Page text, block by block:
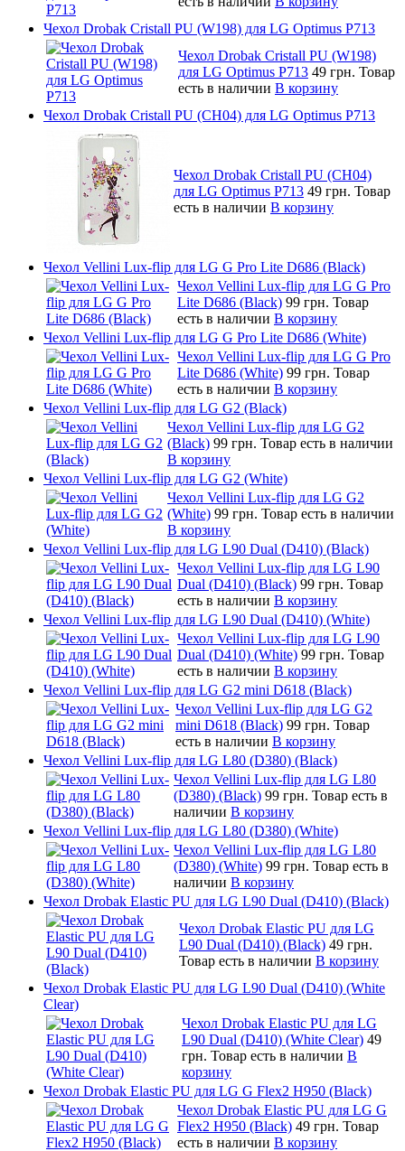
Чехол Drobak Cristall PU (W198) для LG Optimus P713
Чехол Drobak Cristall PU (W198)
для LG Optimus P713 49 грн. Товар
есть в наличии В корзину
Чехол Drobak Cristall PU (CH04) для LG Optimus P713
Чехол Drobak Cristall PU (CH04)
для LG Optimus P713 49 грн. Товар
есть в наличии В корзину
Чехол Vellini Lux-flip для LG G Pro Lite D686 (Black)
Чехол Vellini Lux-flip для LG G Pro
Lite D686 (Black) 99 грн. Товар
есть в наличии В корзину
Чехол Vellini Lux-flip для LG G Pro Lite D686 (White)
Чехол Vellini Lux-flip для LG G Pro
Lite D686 (White) 99 грн. Товар
есть в наличии В корзину
Чехол Vellini Lux-flip для LG G2 (Black)
Чехол Vellini Lux-flip для LG G2
(Black) 99 грн. Товар есть в наличии
В корзину
Чехол Vellini Lux-flip для LG G2 (White)
Чехол Vellini Lux-flip для LG G2
(White) 99 грн. Товар есть в наличии
В корзину
Чехол Vellini Lux-flip для LG L90 Dual (D410) (Black)
Чехол Vellini Lux-flip для LG L90
Dual (D410) (Black) 99 грн. Товар
есть в наличии В корзину
Чехол Vellini Lux-flip для LG L90 Dual (D410) (White)
Чехол Vellini Lux-flip для LG L90
Dual (D410) (White) 99 грн. Товар
есть в наличии В корзину
Чехол Vellini Lux-flip для LG G2 mini D618 (Black)
Чехол Vellini Lux-flip для LG G2
mini D618 (Black) 99 грн. Товар
есть в наличии В корзину
Чехол Vellini Lux-flip для LG L80 (D380) (Black)
Чехол Vellini Lux-flip для LG L80
(D380) (Black) 99 грн. Товар есть в
наличии В корзину
Чехол Vellini Lux-flip для LG L80 (D380) (White)
Чехол Vellini Lux-flip для LG L80
(D380) (White) 99 грн. Товар есть в
наличии В корзину
Чехол Drobak Elastic PU для LG L90 Dual (D410) (Black)
Чехол Drobak Elastic PU для LG
L90 Dual (D410) (Black) 49 грн.
Товар есть в наличии В корзину
Чехол Drobak Elastic PU для LG L90 Dual (D410) (White
Clear)
Чехол Drobak Elastic PU для LG
L90 Dual (D410) (White Clear) 49
грн. Товар есть в наличии В
корзину
Чехол Drobak Elastic PU для LG G Flex2 H950 (Black)
Чехол Drobak Elastic PU для LG G
Flex2 H950 (Black) 49 грн. Товар
есть в наличии В корзину